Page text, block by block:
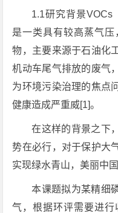
1.1研究背景VOCs
是一类具有较高蒸气
物，主要来源于石油化
机动车尾气排放的废气
为环境污染治理的焦点
健康造成严重威[1]。
在这样的背景之下
势在必行，对于保护大
实现绿水青山，美丽中
本课题拟为某精细
气，根据环评需要进